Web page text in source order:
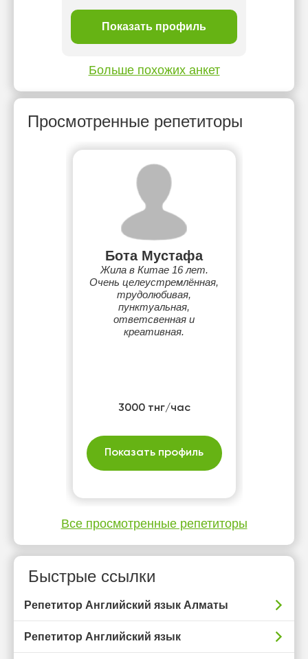
Показать профиль
Больше похожих анкет
Просмотренные репетиторы
Бота Мустафа
Жила в Китае 16 лет.
Очень целеустремлённая,
трудолюбивая,
пунктуальная,
ответсвенная и
креативная.
3000 тнг/час
Показать профиль
Все просмотренные репетиторы
Быстрые ссылки
Репетитор Английский язык Алматы
Репетитор Английский язык